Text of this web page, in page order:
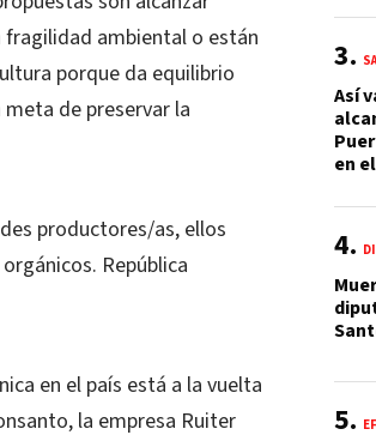
fragilidad ambiental o están
porque da equilibrio
de preservar la
productores/as, ellos
República
en el país está a la vuelta
la empresa Ruiter
Así
en